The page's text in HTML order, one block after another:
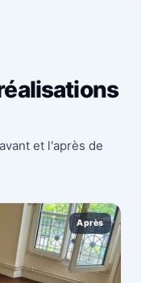
et l'après de
Après